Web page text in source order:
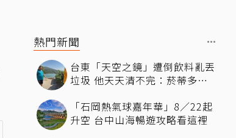
熱門新聞
台東「天空之鏡」遭倒飲料亂丟
垃圾 他天天清不完：菸蒂多到
「石岡熱氣球嘉年華」8／22起
升空 台中山海暢遊攻略看這裡